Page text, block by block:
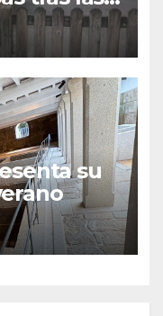
su cierre
su